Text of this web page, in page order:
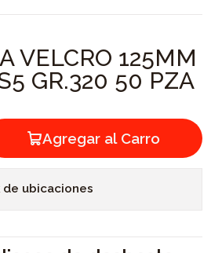
VELCRO 125MM
GR.320 50 PZA
Agregar al Carro
ubicaciones